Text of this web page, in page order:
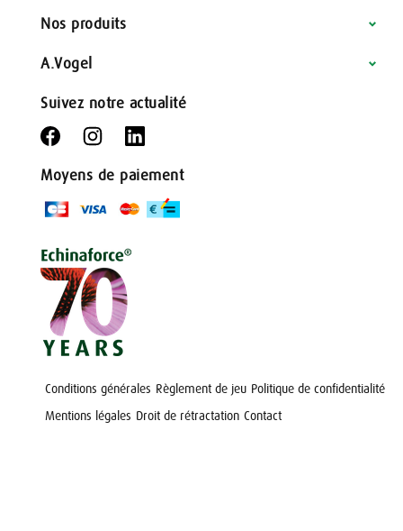
Nos produits
A.Vogel
Suivez notre actualité
Moyens de paiement
Conditions générales Règlement de jeu Politique de confidentialité
Mentions légales Droit de rétractation Contact